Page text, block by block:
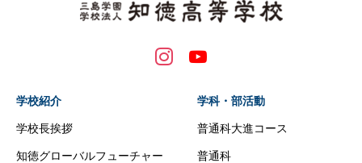
学校紹介
学校長挨拶
知徳グローバルフューチャー
学科・部活動
普通科大進コース
普通科